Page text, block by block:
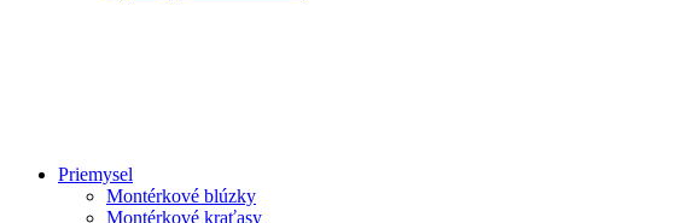
Priemysel
Montérkové blúzky
Montérkové kraťasy